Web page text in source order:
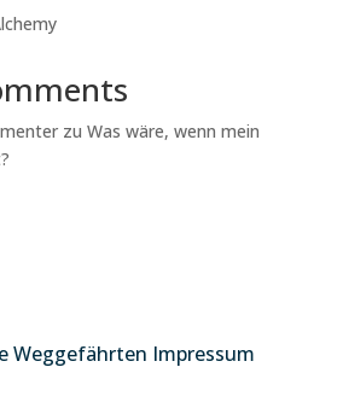
zu Was wäre, wenn mein
Weggefährten Impressum